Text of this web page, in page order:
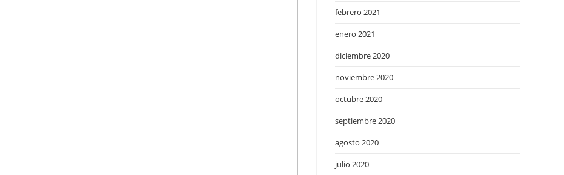
febrero 2021
enero 2021
diciembre 2020
noviembre 2020
octubre 2020
septiembre 2020
agosto 2020
julio 2020